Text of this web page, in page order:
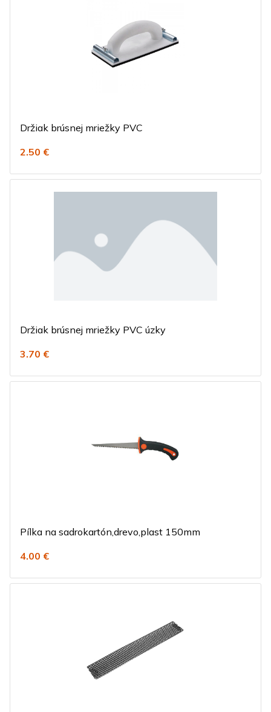
Držiak brúsnej mriežky PVC
2.50 €
Držiak brúsnej mriežky PVC úzky
3.70 €
Pílka na sadrokartón,drevo,plast 150mm
4.00 €